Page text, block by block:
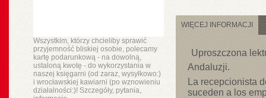
Wszystkim, którzy chcieliby sprawić
przyjemność bliskiej osobie, polecamy
kartę podarunkową - na dowolną,
ustaloną kwotę - do wykorzystania w
naszej księgarni (od zaraz, wysyłkowo:)
i wrocławskiej kawiarni (po wznowieniu
działalności:)! Szczegóły, pytania,
WIĘCEJ INFORMACJI
Uproszczona
Andaluzji.
La recepcionista
suceden a los